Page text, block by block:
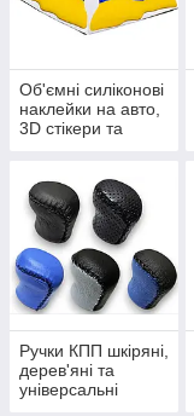
Об'ємні силіконові
наклейки на авто,
3D стікери та
Ручки КПП шкіряні,
дерев'яні та
універсальні